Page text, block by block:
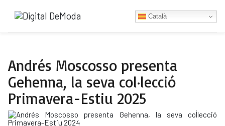
Català
Andrés Moscosso presenta
Gehenna, la seva col·lecció
Primavera-Estiu 2025